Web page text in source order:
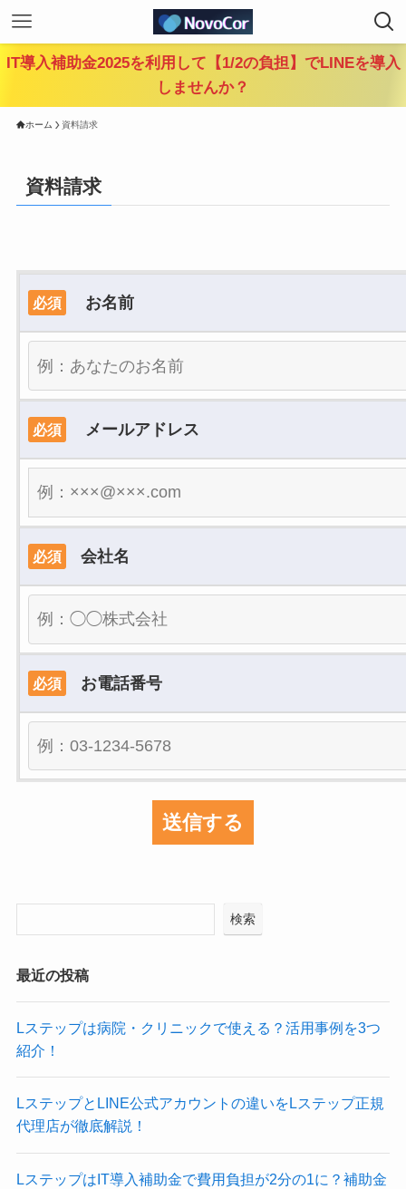
IT導入補助金2025を利用して【1/2の負担】でLINEを導入
しませんか？
ホーム 資料請求
資料請求
必須 お名前
必須 メールアドレス
必須 会社名
必須 お電話番号
検索
最近の投稿
Lステップは病院・クリニックで使える？活用事例を3つ
紹介！
LステップとLINE公式アカウントの違いをLステップ正規
代理店が徹底解説！
LステップはIT導入補助金で費用負担が2分の1に？補助金